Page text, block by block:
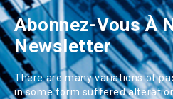
Abonnez-Vous À
Newsletter
There are many variations of
in some form suffered